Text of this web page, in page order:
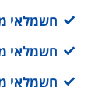
חשמלאי
חשמלאי
חשמלאי